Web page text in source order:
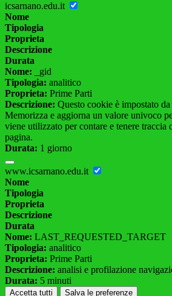
icsarnano.edu.it
Nome
Tipologia
Proprieta
Descrizione
Durata
Nome: _gid
Tipologia: analitico
Proprieta: Prime Parti
Descrizione: Questo cookie è impostato
Memorizza e aggiorna un valore univoco
viene utilizzato per contare e tenere traccia
pagina.
Durata: 1 giorno
www.icsarnano.edu.it
Nome
Tipologia
Proprieta
Descrizione
Durata
Nome: LAST_REQUESTED_TARGET
Tipologia: analitico
Proprieta: Prime Parti
Descrizione: analisi e profilazione
Durata: 5 minuti
Accetta tutti Salva le preferenze